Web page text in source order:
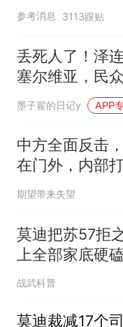
参考消息 3113跟贴
丢死人了！泽
塞尔维亚，民
画像，愤怒抗
墨子翟的日记y APP
中方全面反击
在门外，内部
民主党却急着追
期望带来失望
莫迪把苏57拒
上全部家底硬
机，赢了上桌输
战武科普
莫迪裁减17个